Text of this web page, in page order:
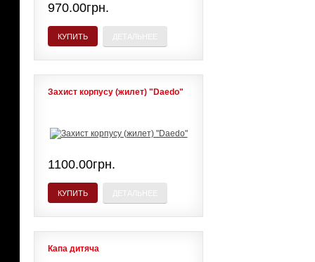
970.00грн.
КУПИТЬ
Захист корпусу (жилет) "Daedo"
1100.00грн.
КУПИТЬ
Капа дитяча